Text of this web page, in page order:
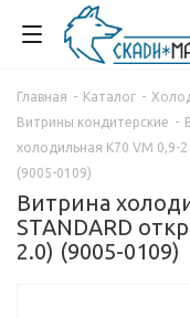
Главная - Каталог -
Витрины кондитерские -
холодильная K70 VM 0,9-
(9005-0109)
Витрина
STANDARD
2.0) (9005-0109)